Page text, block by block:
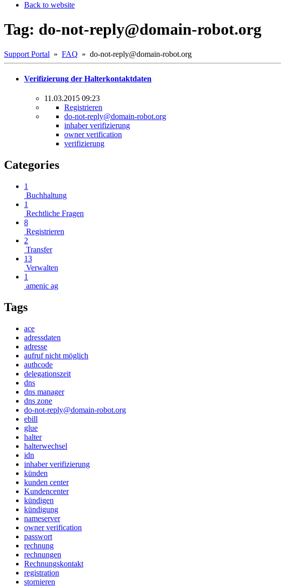
Back to website
Tag: do-not-reply@domain-robot.org
Support Portal » FAQ » do-not-reply@domain-robot.org
Verifizierung der Halterkontaktdaten
11.03.2015 09:23
Registrieren
do-not-reply@domain-robot.org
inhaber verifizierung
owner verification
verifizierung
Categories
1
Buchhaltung
1
Rechtliche Fragen
8
Registrieren
2
Transfer
13
Verwalten
1
amenic ag
Tags
ace
adressdaten
adresse
aufruf nicht möglich
authcode
delegationszeit
dns
dns manager
dns zone
do-not-reply@domain-robot.org
ebill
glue
halter
halterwechsel
idn
inhaber verifizierung
künden
kunden center
Kundencenter
kündigen
kündigung
nameserver
owner verification
passwort
rechnung
rechnungen
Rechnungskontakt
registration
stornieren